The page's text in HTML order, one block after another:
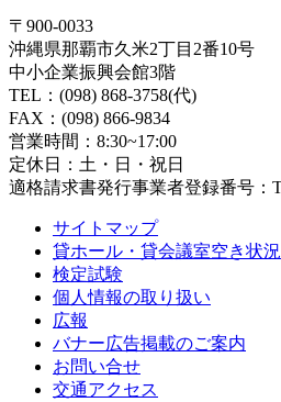
〒900-0033
沖縄県那覇市久米2丁目2番10号
中小企業振興会館3階
TEL：(098) 868-3758(代)
FAX：(098) 866-9834
営業時間：8:30~17:00
定休日：土・日・祝日
適格請求書発行事業者登録番号：
サイトマップ
貸ホール・貸会議室空き状況
検定試験
個人情報の取り扱い
広報
バナー広告掲載のご案内
お問い合せ
交通アクセス